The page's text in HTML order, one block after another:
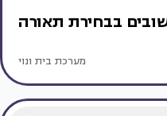
בבחירת תאורה
מערכת בית ונוי